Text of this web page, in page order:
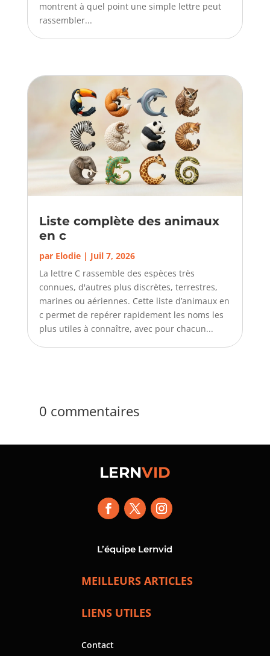
montrent à quel point une simple lettre peut
rassembler...
Liste complète des animaux
en c
par Elodie| Juil 7, 2026
La lettre C rassemble des espèces très
connues, d'autres plus discrètes, terrestres,
marines ou aériennes. Cette liste d’animaux en
c permet de repérer rapidement les noms les
plus utiles à connaître, avec pour chacun...
0 commentaires
LERNVID
L’équipe Lernvid
MEILLEURS ARTICLES
LIENS UTILES
Contact